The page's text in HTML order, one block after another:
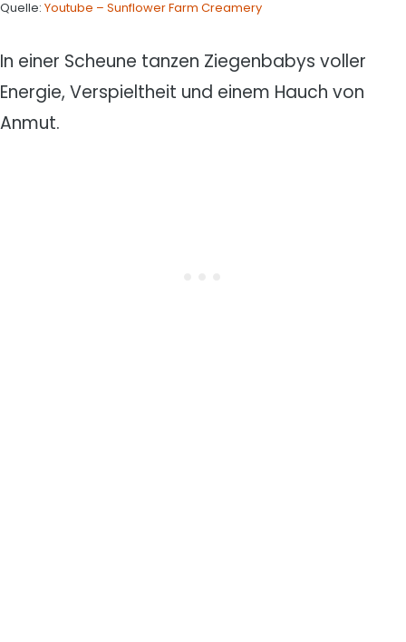
Quelle: Youtube – Sunflower Farm Creamery
In einer Scheune tanzen Ziegenbabys voller
Energie, Verspieltheit und einem Hauch von
Anmut.